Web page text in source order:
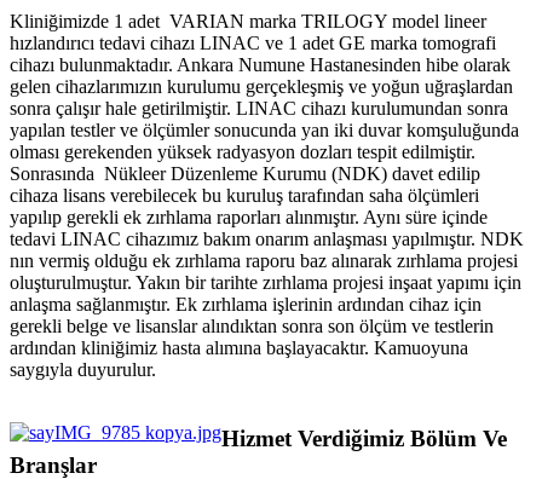
Kliniğimizde 1 adet VARIAN marka TRILOGY model lineer
hızlandırıcı tedavi cihazı LINAC ve 1 adet GE marka tomografi
cihazı bulunmaktadır. Ankara Numune Hastanesinden hibe olarak
gelen cihazlarımızın kurulumu gerçekleşmiş ve yoğun uğraşlardan
sonra çalışır hale getirilmiştir. LINAC cihazı kurulumundan sonra
yapılan testler ve ölçümler sonucunda yan iki duvar komşuluğunda
olması gerekenden yüksek radyasyon dozları tespit edilmiştir.
Sonrasında Nükleer Düzenleme Kurumu (NDK) davet edilip
cihaza lisans verebilecek bu kuruluş tarafından saha ölçümleri
yapılıp gerekli ek zırhlama raporları alınmıştır. Aynı süre içinde
tedavi LINAC cihazımız bakım onarım anlaşması yapılmıştır. NDK
nın vermiş olduğu ek zırhlama raporu baz alınarak zırhlama projesi
oluşturulmuştur. Yakın bir tarihte zırhlama projesi inşaat yapımı için
anlaşma sağlanmıştır. Ek zırhlama işlerinin ardından cihaz için
gerekli belge ve lisanslar alındıktan sonra son ölçüm ve testlerin
ardından kliniğimiz hasta alımına başlayacaktır. Kamuoyuna
saygıyla duyurulur.
Hizmet Verdiğimiz Bölüm Ve
Branşlar